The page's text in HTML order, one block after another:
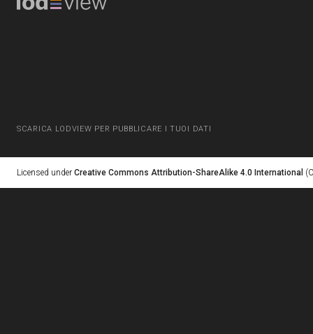
SCARICA LODVIEW PER PUBBLICARE I TUOI DATI
Licensed under Creative Commons Attribution-ShareAlike 4.0 International